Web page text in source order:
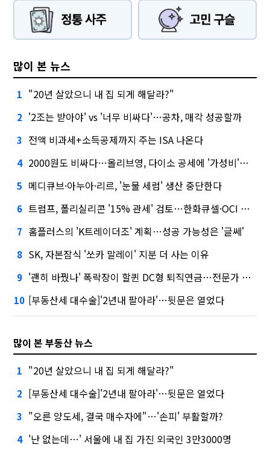
많이 본 뉴스
1 "20년 살았으니 내 집 되게 해달라?"
2 '2조는 받아야' vs '너무 비싸다'…공차, 매각 성공할까
3 전액 비과세+소득공제까지 주는 ISA 나온다
4 2000원도 비싸다…올리브영, 다이소 공세에 '가성비'로 맞불
5 메디큐브·아누아·리르, '눈물 세럼' 생산 중단한다
6 트럼프, 폴리실리콘 '15% 관세' 검토…한화큐셀·OCI 영향은?
7 홈플러스의 'K트레이더조' 계획…성공 가능성은 '글쎄'
8 SK, 자본잠식 '쏘카 말레이' 지분 더 사는 이유
9 '괜히 바꿨나' 폭락장이 할퀸 DC형 퇴직연금…전문가 조언은
10 [부동산세 대수술]'2년내 팔아라'…뒷문은 열었다
많이 본 부동산 뉴스
1 "20년 살았으니 내 집 되게 해달라?"
2 [부동산세 대수술]'2년내 팔아라'…뒷문은 열었다
3 "오른 양도세, 결국 매수자에"…'손피' 부활할까?
4 '난 없는데…' 서울에 내 집 가진 외국인 3만3000명